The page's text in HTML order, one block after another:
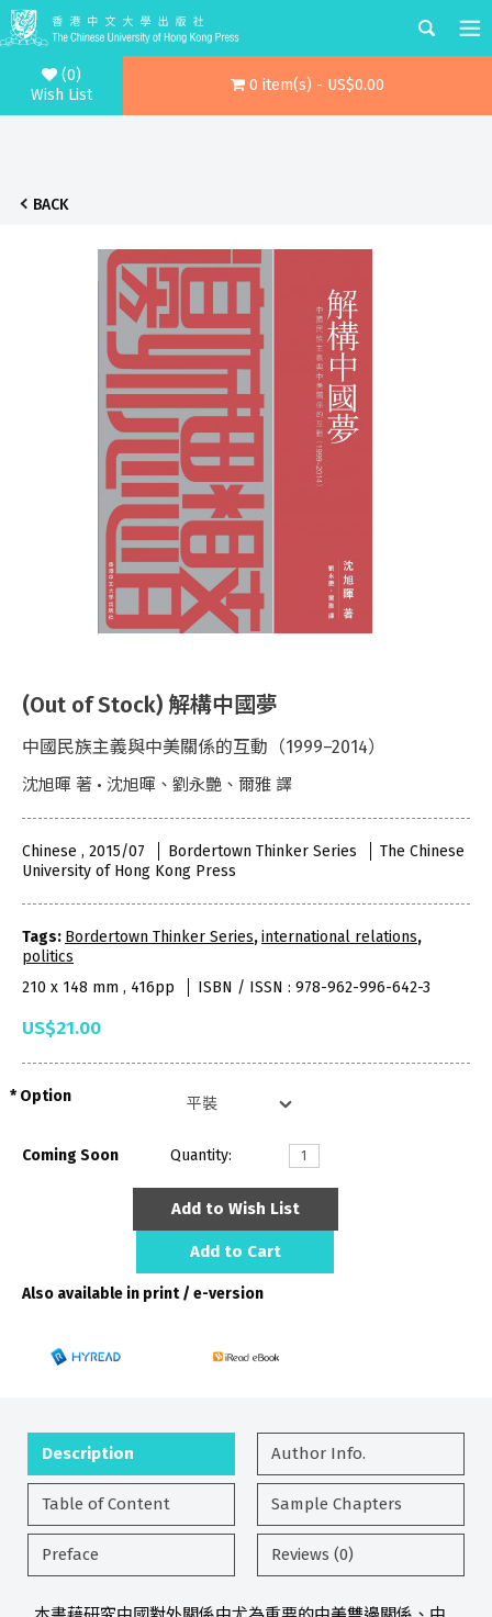
(0)
Wish List
0 item(s) - US$0.00
BACK
(Out of Stock) 解構中國夢
中國民族主義與中美關係的互動（1999–2014）
沈旭暉 著 • 沈旭暉、劉永艷、爾雅 譯
Chinese , 2015/07 Bordertown Thinker Series
The Chinese
University of Hong Kong Press
Tags: Bordertown Thinker Series,international relations,
politics
210 x 148 mm , 416pp
ISBN / ISSN : 978-962-996-642-3
US$21.00
Option
Coming Soon Quantity:
Add to Wish List
Add to Cart
Also available in print / e-version
Description Author Info.
Table of Content Sample Chapters
Preface Reviews (0)